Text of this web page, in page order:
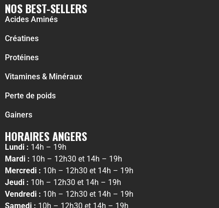
NOS BEST-SELLERS
Acides Aminés
Créatines
Protéines
Vitamines & Minéraux
Perte de poids
Gainers
HORAIRES ANGERS
Lundi : 14h – 19h
Mardi : 10h – 12h30 et 14h – 19h
Mercredi : 10h – 12h30 et 14h – 19h
Jeudi : 10h – 12h30 et 14h – 19h
Vendredi : 10h – 12h30 et 14h – 19h
Samedi : 10h – 12h30 et 14h – 19h